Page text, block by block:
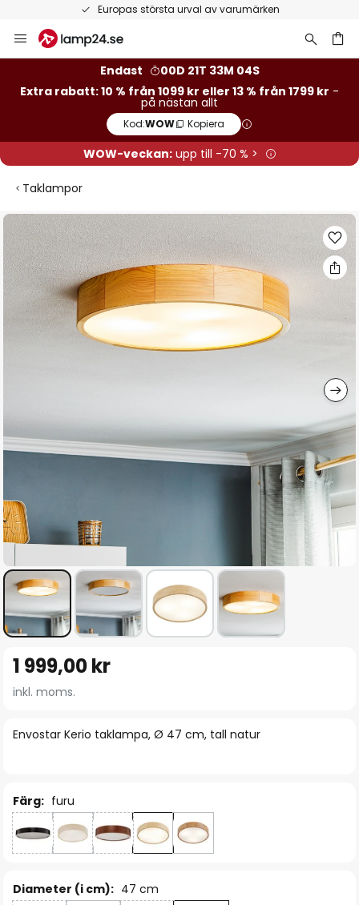
Europas största urval av varumärken
Hoppa
till
Endast
00D 21T 33M 03S
Extra rabatt: 10 % från 1099 kr eller 13 % från 1799 kr -
på nästan allt
Kod:WOW Kopiera
WOW-veckan:upp till -70 % >
Taklampor
Hoppa
till
slutet
av
bildgalleriet
till
början
bildgalleriet
Envostar Kerio taklampa, Ø 47 cm, tall natur
1 999,00 kr
inkl. moms.
Färg: furu
Diameter (i cm): 47 cm